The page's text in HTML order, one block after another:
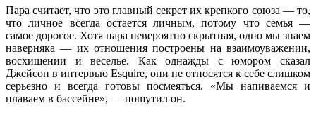
Пара считает, что это главный секрет их крепкого союза — то,
что личное всегда остается личным, потому что семья —
самое дорогое. Хотя пара невероятно скрытная, одно мы знаем
наверняка — их отношения построены на взаимоуважении,
восхищении и веселье. Как однажды с юмором сказал
Джейсон в интервью Esquire, они не относятся к себе слишком
серьезно и всегда готовы посмеяться. «Мы напиваемся и
плаваем в бассейне», — пошутил он.